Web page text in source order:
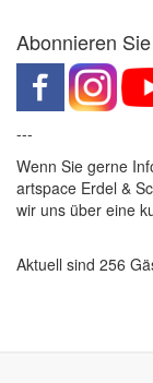
Abonnieren
---
Wenn Sie gerne
artspace Erdel &
wir uns über eine
Aktuell sind 256